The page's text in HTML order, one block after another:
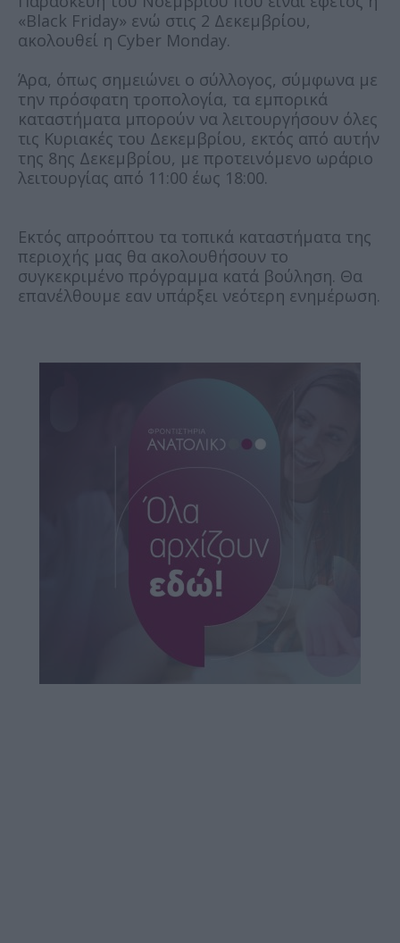
«Black Friday» ενώ στις 2 Δεκεμβρίου,
ακολουθεί η Cyber Monday.
Άρα, όπως σημειώνει ο σύλλογος, σύμφωνα με
την πρόσφατη τροπολογία, τα εμπορικά
καταστήματα μπορούν να λειτουργήσουν όλες
τις Κυριακές του Δεκεμβρίου, εκτός από αυτήν
της 8ης Δεκεμβρίου, με προτεινόμενο ωράριο
λειτουργίας από 11:00 έως 18:00.
Εκτός απροόπτου τα τοπικά καταστήματα της
περιοχής μας θα ακολουθήσουν το
συγκεκριμένο πρόγραμμα κατά βούληση. Θα
επανέλθουμε εαν υπάρξει νεότερη ενημέρωση.